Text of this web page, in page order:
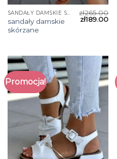
sandały damskie
skórzane
zł265.00
zł189.00
Promocja!